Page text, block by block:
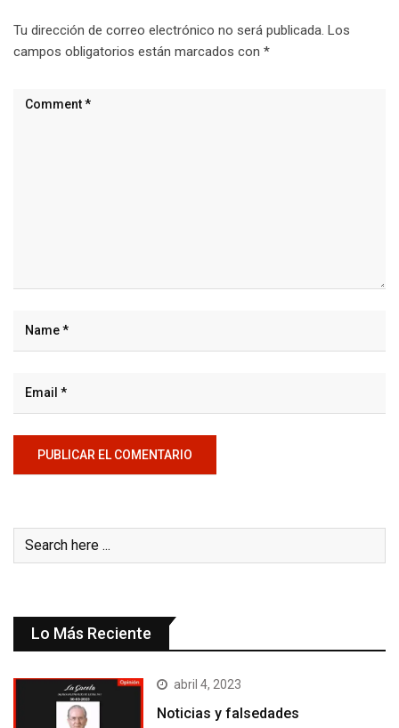
Tu dirección de correo electrónico no será publicada. Los
campos obligatorios están marcados con *
Lo Más Reciente
abril 4, 2023
Noticias y falsedades